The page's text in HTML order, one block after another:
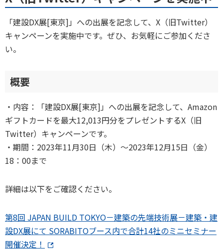
「建設DX展[東京]」への出展を記念して、X（旧Twitter）
キャンペーンを実施中です。ぜひ、お気軽にご参加くださ
い。
概要
・内容：「建設DX展[東京]」への出展を記念して、Amazon
ギフトカードを最大12,013円分をプレゼントするX（旧
Twitter）キャンペーンです。
・期間：2023年11月30日（木）〜2023年12月15日（金）
18：00まで
詳細は以下をご確認ください。
第8回 JAPAN BUILD TOKYO－建築の先端技術展－建築・建
設DX展にて SORABITOブース内で合計14社のミニセミナー
開催決定！